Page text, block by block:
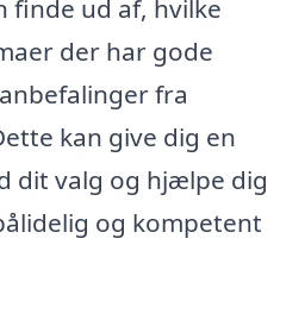
finde ud af, hvilke
der har gode
fra
kan give dig en
dit valg og hjælpe dig
og kompetent